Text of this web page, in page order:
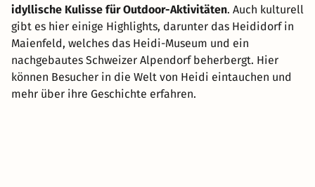
idyllische Kulisse für Outdoor-Aktivitäten. Auch kulturell
gibt es hier einige Highlights, darunter das Heididorf in
Maienfeld, welches das Heidi-Museum und ein
nachgebautes Schweizer Alpendorf beherbergt. Hier
können Besucher in die Welt von Heidi eintauchen und
mehr über ihre Geschichte erfahren.